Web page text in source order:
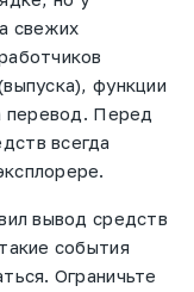
свежих
функции
перевод. Перед
всегда
вывод средств
события
Ограничьте